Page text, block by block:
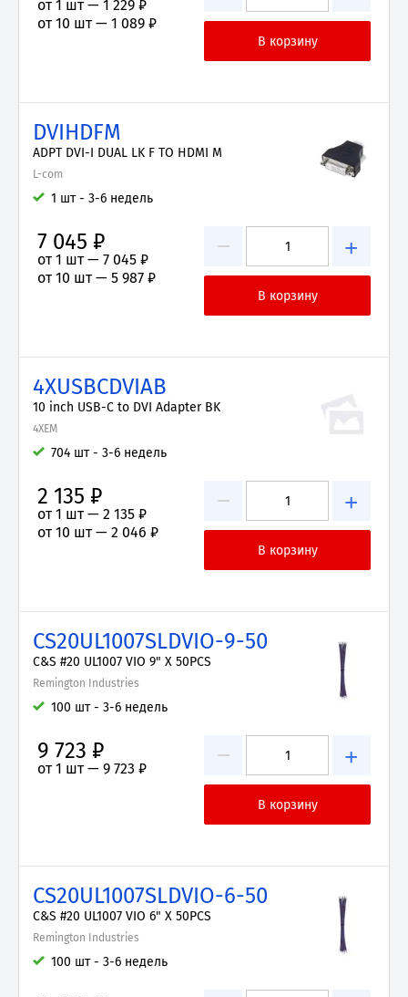
от 1 шт — 1 229 ₽
от 10 шт — 1 089 ₽
DVIHDFM
ADPT DVI-I DUAL LK F TO HDMI M
L-com
1 шт - 3-6 недель
− +
7 045 ₽
от 1 шт — 7 045 ₽
от 10 шт — 5 987 ₽
4XUSBCDVIAB
10 inch USB-C to DVI Adapter BK
4XEM
704 шт - 3-6 недель
− +
2 135 ₽
от 1 шт — 2 135 ₽
от 10 шт — 2 046 ₽
CS20UL1007SLDVIO-9-50
C&S #20 UL1007 VIO 9" X 50PCS
Remington Industries
100 шт - 3-6 недель
− +
9 723 ₽
от 1 шт — 9 723 ₽
CS20UL1007SLDVIO-6-50
C&S #20 UL1007 VIO 6" X 50PCS
Remington Industries
100 шт - 3-6 недель